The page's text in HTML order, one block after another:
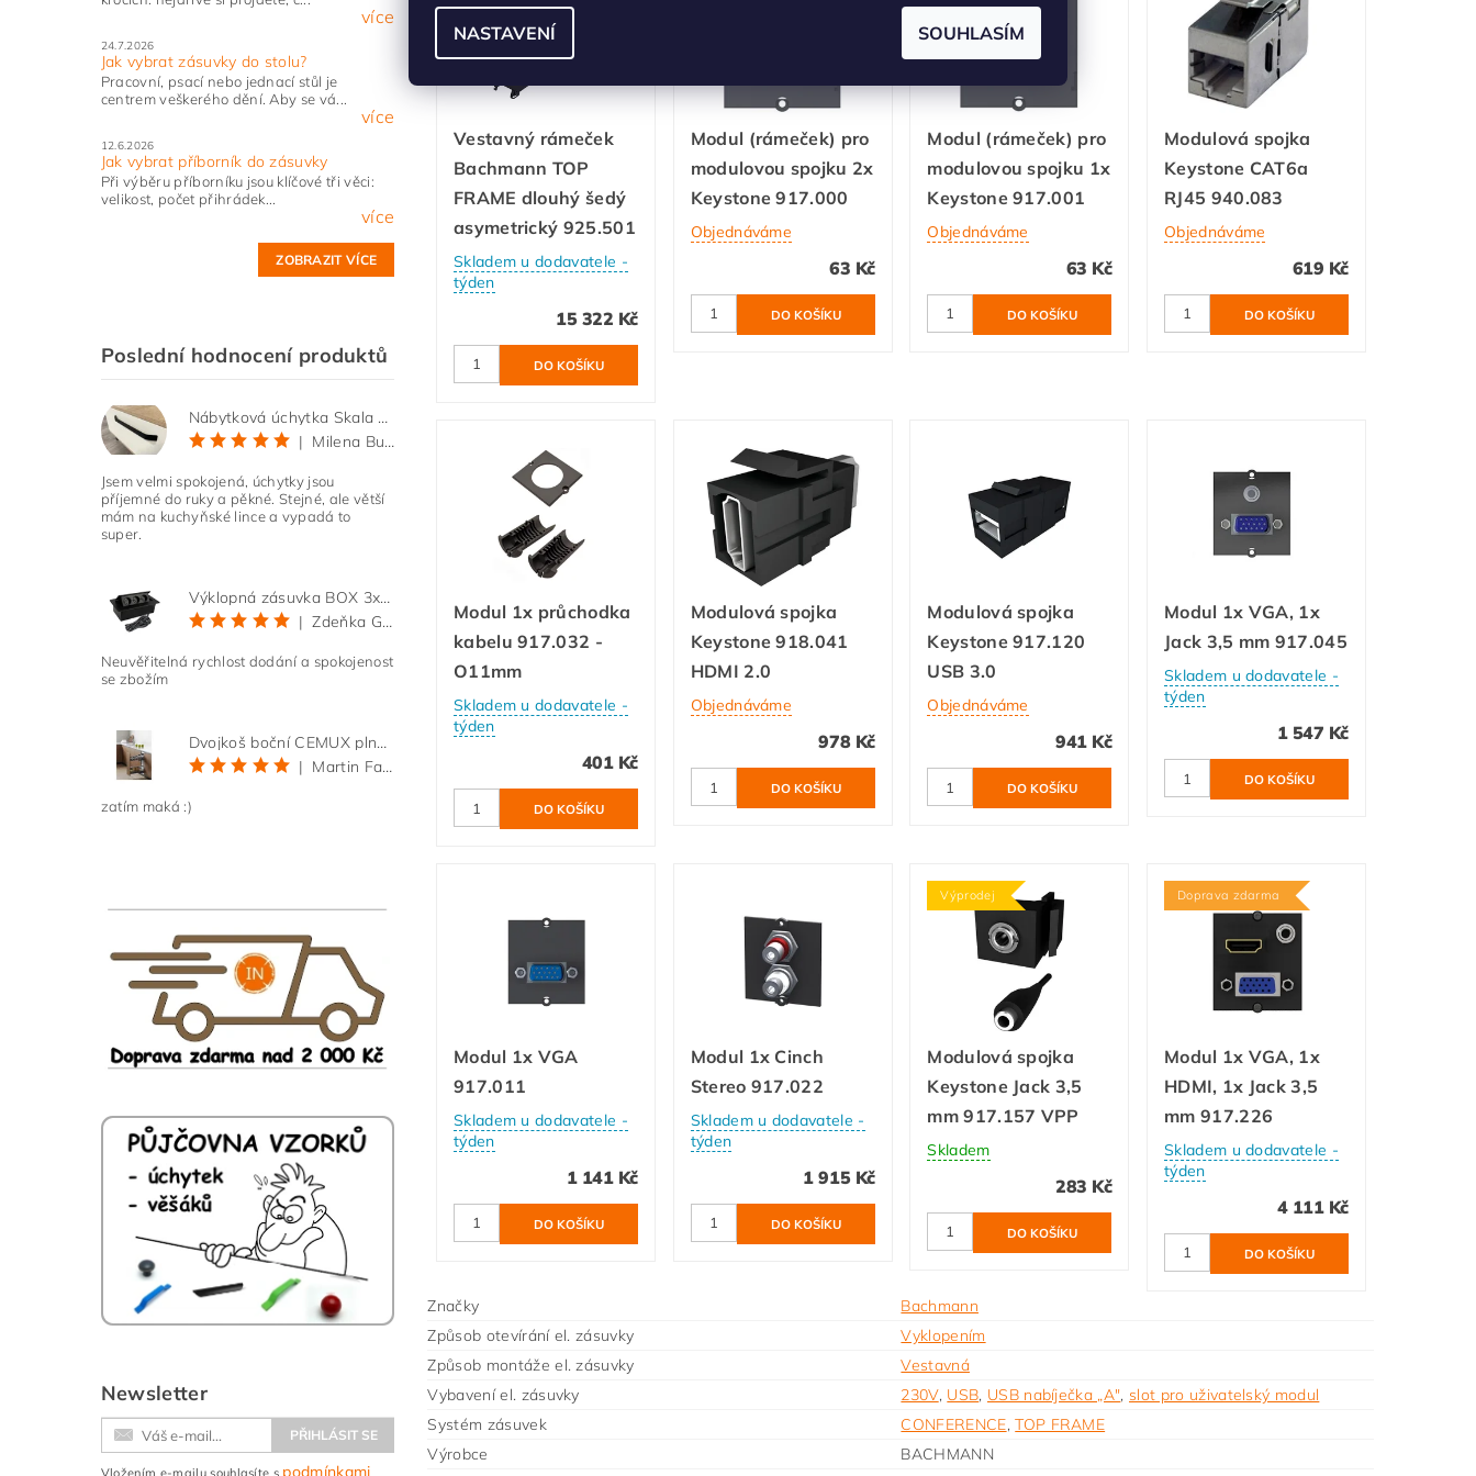
více
24.7.2026
Jak vybrat zásuvky do stolu?
Pracovní, psací nebo jednací stůl je
centrem veškerého dění. Aby se vá...
více
12.6.2026
Jak vybrat příborník do zásuvky
Při výběru příborníku jsou klíčové tři věci:
velikost, počet přihrádek...
více
ZOBRAZIT VÍCE
Poslední hodnocení produktů
Nábytková úchytka Skala černá matná
|
Milena Bučková
Jsem velmi spokojená, úchytky jsou
příjemné do ruky a pěkné. Stejné, ale větší
mám na kuchyňské lince a vypadá to
super.
Výklopná zásuvka BOX 3x 230V s 3m kabelem - černá
|
Zdeňka Gold
Neuvěřitelná rychlost dodání a spokojenost
se zbožím
Dvojkoš boční CEMUX plné dno 3D, s tlumením antracit 200 mm
|
Martin Faltus
zatím maká :)
Newsletter
Vložením e-mailu souhlasíte s podmínkami
Vestavný rámeček
Bachmann TOP
FRAME dlouhý šedý
asymetrický 925.501
Skladem u dodavatele -
týden
15 322 Kč
Modul (rámeček) pro
modulovou spojku 2x
Keystone 917.000
Objednáváme
63 Kč
Modul (rámeček) pro
modulovou spojku 1x
Keystone 917.001
Objednáváme
63 Kč
Modulová spojka
Keystone CAT6a
RJ45 940.083
Objednáváme
619 Kč
Modul 1x průchodka
kabelu 917.032 -
O11mm
Skladem u dodavatele -
týden
401 Kč
Modulová spojka
Keystone 918.041
HDMI 2.0
Objednáváme
978 Kč
Modulová spojka
Keystone 917.120
USB 3.0
Objednáváme
941 Kč
Modul 1x VGA, 1x
Jack 3,5 mm 917.045
Skladem u dodavatele -
týden
1 547 Kč
Modul 1x VGA
917.011
Skladem u dodavatele -
týden
1 141 Kč
Modul 1x Cinch
Stereo 917.022
Skladem u dodavatele -
týden
1 915 Kč
Výprodej
Modulová spojka
Keystone Jack 3,5
mm 917.157 VPP
Skladem
283 Kč
Doprava zdarma
Modul 1x VGA, 1x
HDMI, 1x Jack 3,5
mm 917.226
Skladem u dodavatele -
týden
4 111 Kč
Značky
Bachmann
Způsob otevírání el. zásuvky
Vyklopením
Způsob montáže el. zásuvky
Vestavná
Vybavení el. zásuvky
230V, USB, USB nabíječka „A", slot pro uživatelský modul
Systém zásuvek
CONFERENCE,TOP FRAME
Výrobce
BACHMANN
NASTAVENÍ SOUHLASÍM